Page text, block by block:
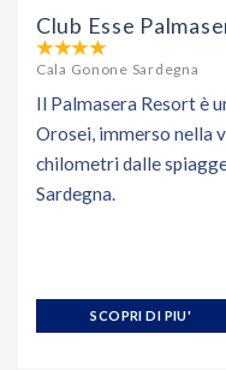
Club Esse
Cala Gonone Sardegna
Il Palmasera Resort è
Orosei, immerso nella
chilometri dalle
Sardegna.
SCOPRI DI PIU'